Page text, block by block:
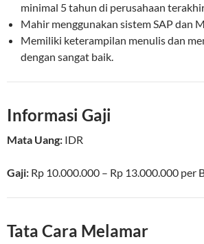
minimal 5 tahun di perusahaan
Mahir menggunakan sistem SAP dan
Memiliki keterampilan menulis dan
dengan sangat baik.
Informasi Gaji
Mata Uang: IDR
Gaji: Rp 10.000.000 – Rp 13.000.000 per
Tata Cara Melamar